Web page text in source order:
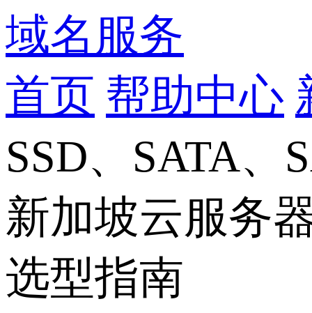
域名服务
首页 帮助中心
SSD、SATA
新加坡云服务
选型指南